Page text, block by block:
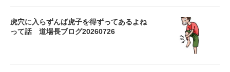
虎穴に入らずんば虎子を得ずってあるよね
って話 道場長ブログ20260726